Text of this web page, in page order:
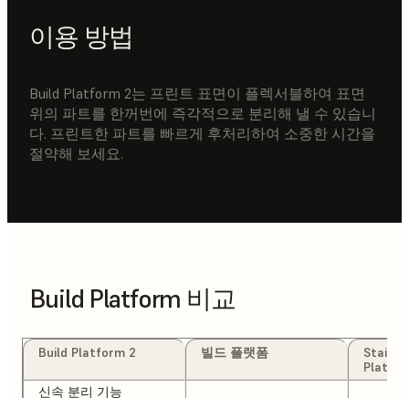
이용 방법
Build Platform 2는 프린트 표면이 플렉서블하여 표면
위의 파트를 한꺼번에 즉각적으로 분리해 낼 수 있습니
다. 프린트한 파트를 빠르게 후처리하여 소중한 시간을
절약해 보세요.
Build Platform 비교
Build Platform 2 빌드 플랫폼
신속 분리 기능